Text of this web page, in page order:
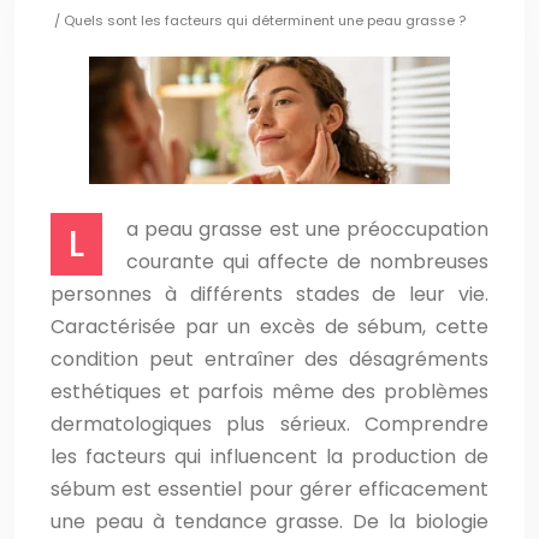
/ Quels sont les facteurs qui déterminent une peau grasse ?
L
a peau grasse est une préoccupation
courante qui affecte de nombreuses
personnes à différents stades de leur vie.
Caractérisée par un excès de sébum, cette
condition peut entraîner des désagréments
esthétiques et parfois même des problèmes
dermatologiques plus sérieux. Comprendre
les facteurs qui influencent la production de
sébum est essentiel pour gérer efficacement
une peau à tendance grasse. De la biologie